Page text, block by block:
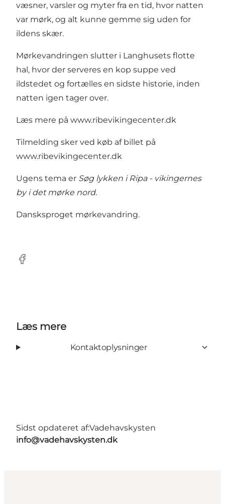
væsner, varsler og myter fra en tid, hvor natten
var mørk, og alt kunne gemme sig uden for
ildens skær.
Mørkevandringen slutter i Langhusets flotte
hal, hvor der serveres en kop suppe ved
ildstedet og fortælles en sidste historie, inden
natten igen tager over.
Læs mere på www.ribevikingecenter.dk
Tilmelding sker ved køb af billet på
www.ribevikingecenter.dk
Ugens tema er Søg lykken i Ripa - vikingernes
by i det mørke nord.
Dansksproget mørkevandring.
Facebook
Læs mere
Kontaktoplysninger
Sidst opdateret af:Vadehavskysten
info@vadehavskysten.dk